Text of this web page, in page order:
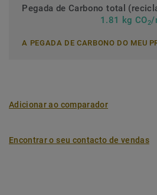
Pegada de Carbono total
1.81 kg CO2/
A PEGADA DE CARBONO DO MEU
Adicionar ao comparador
Encontrar o seu contacto de vendas